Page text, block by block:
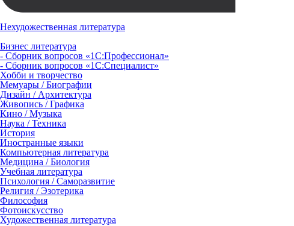
Нехудожественная литература
Бизнес литература
- Сборник вопросов «1С:Профессионал»
- Сборник вопросов «1С:Специалист»
Хобби и творчество
Мемуары / Биографии
Дизайн / Архитектура
Живопись / Графика
Кино / Музыка
Наука / Техника
История
Иностранные языки
Компьютерная литература
Медицина / Биология
Учебная литература
Психология / Саморазвитие
Религия / Эзотерика
Философия
Фотоискусство
Художественная литература